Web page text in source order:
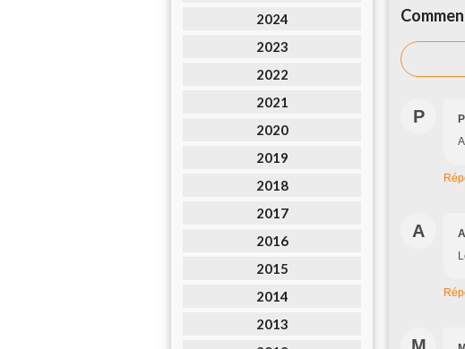
2024
2023
2022
2021
2020
2019
2018
2017
2016
2015
2014
2013
P
A